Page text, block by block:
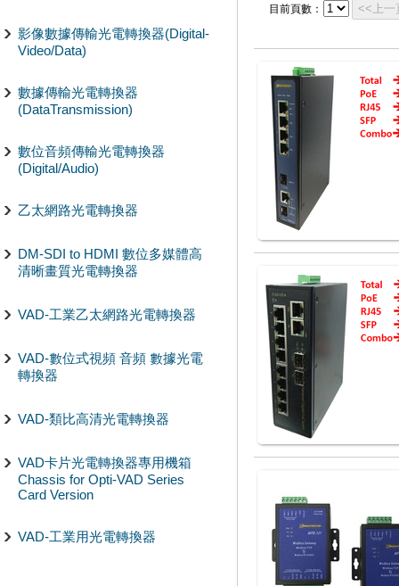
影像數據傳輸光電轉換器(Digital-
Video/Data)
數據傳輸光電轉換器
(DataTransmission)
數位音頻傳輸光電轉換器
(Digital/Audio)
乙太網路光電轉換器
DM-SDI to HDMI 數位多媒體高
清晰畫質光電轉換器
VAD-工業乙太網路光電轉換器
VAD-數位式視頻 音頻 數據光電
轉換器
VAD-類比高清光電轉換器
VAD卡片光電轉換器專用機箱
Chassis for Opti-VAD Series
Card Version
VAD-工業用光電轉換器
目前頁數： <<上一